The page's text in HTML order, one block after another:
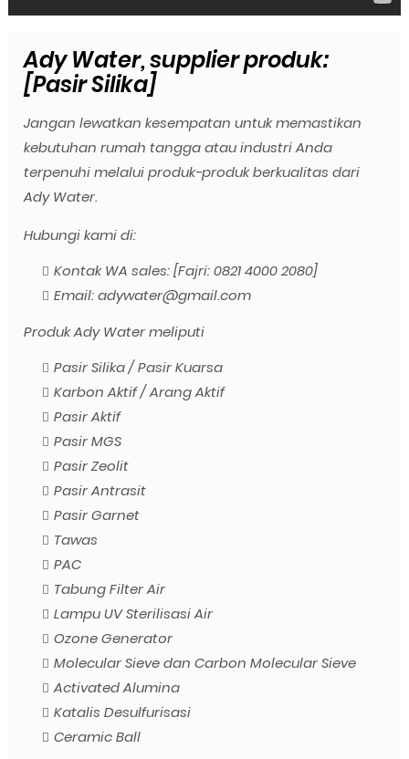
Ady Water, supplier produk:
[Pasir Silika]
Jangan lewatkan kesempatan untuk memastikan
kebutuhan rumah tangga atau industri Anda
terpenuhi melalui produk-produk berkualitas dari
Ady Water.
Hubungi kami di:
Kontak WA sales: [Fajri: 0821 4000 2080]
Email: adywater@gmail.com
Produk Ady Water meliputi
Pasir Silika / Pasir Kuarsa
Karbon Aktif / Arang Aktif
Pasir Aktif
Pasir MGS
Pasir Zeolit
Pasir Antrasit
Pasir Garnet
Tawas
PAC
Tabung Filter Air
Lampu UV Sterilisasi Air
Ozone Generator
Molecular Sieve dan Carbon Molecular Sieve
Activated Alumina
Katalis Desulfurisasi
Ceramic Ball